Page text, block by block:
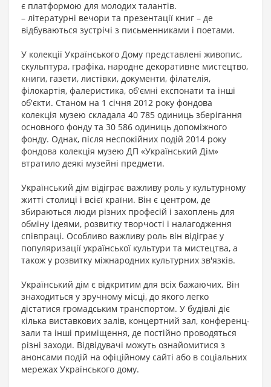
є платформою для молодих талантів.
– літературні вечори та презентації книг – де
відбуваються зустрічі з письменниками і поетами.
У колекції Українського Дому представлені живопис,
скульптура, графіка, народне декоративне мистецтво,
книги, газети, листівки, документи, філателія,
філокартія, фалеристика, об'ємні експонати та інші
об'єкти. Станом на 1 січня 2012 року фондова
колекція музею складала 40 785 одиниць зберігання
основного фонду та 30 586 одиниць допоміжного
фонду. Однак, після неспокійних подій 2014 року
фондова колекція музею ДП «Український Дім»
втратило деякі музейні предмети.
Український дім відіграє важливу роль у культурному
житті столиці і всієї країни. Він є центром, де
збираються люди різних професій і захоплень для
обміну ідеями, розвитку творчості і налагодження
співпраці. Особливо важливу роль він відіграє у
популяризації української культури та мистецтва, а
також у розвитку міжнародних культурних зв'язків.
Український дім є відкритим для всіх бажаючих. Він
знаходиться у зручному місці, до якого легко
дістатися громадським транспортом. У будівлі діє
кілька виставкових залів, концертний зал, конференц-
зали та інші приміщення, де постійно проводяться
різні заходи. Відвідувачі можуть ознайомитися з
анонсами подій на офіційному сайті або в соціальних
мережах Українського дому.